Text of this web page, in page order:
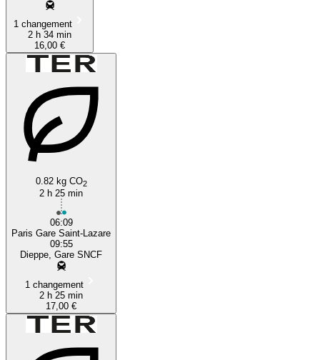
1 changement
2 h 34 min
16,00 €
0.82 kg CO2
2 h 25 min
06:09
Paris Gare Saint-Lazare
09:55
Dieppe, Gare SNCF
1 changement
2 h 25 min
17,00 €